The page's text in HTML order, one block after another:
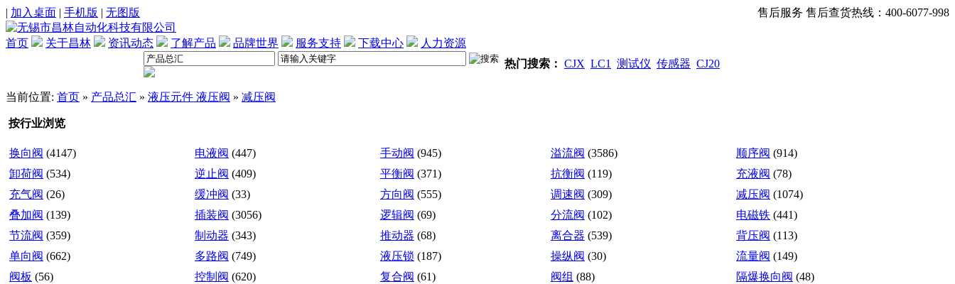
| 加入桌面 | 手机版 | 无图版 售后服务 售后查货热线：400-6077-998
首页 关于昌林 资讯动态 了解产品 品牌世界 服务支持 下载中心
人力资源
热门搜索： CJX LC1 测试仪 传感器 CJ20
当前位置: 首页 » 产品总汇 » 液压元件 液压阀 » 减压阀
按行业浏览
换向阀 (4147) 电液阀 (447) 手动阀 (945) 溢流阀 (3586) 顺序阀 (914)
卸荷阀 (534) 逆止阀 (409) 平衡阀 (371) 抗衡阀 (119) 充液阀 (78)
充气阀 (26) 缓冲阀 (33) 方向阀 (555) 调速阀 (309) 减压阀 (1074)
叠加阀 (139) 插装阀 (3056) 逻辑阀 (69) 分流阀 (102) 电磁铁 (441)
节流阀 (359) 制动器 (343) 推动器 (68) 离合器 (539) 背压阀 (113)
单向阀 (662) 多路阀 (749) 液压锁 (187) 操纵阀 (30) 流量阀 (149)
阀板 (56) 控制阀 (620) 复合阀 (61) 阀组 (88) 隔爆换向阀 (48)